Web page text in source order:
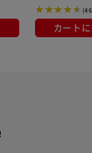
カート